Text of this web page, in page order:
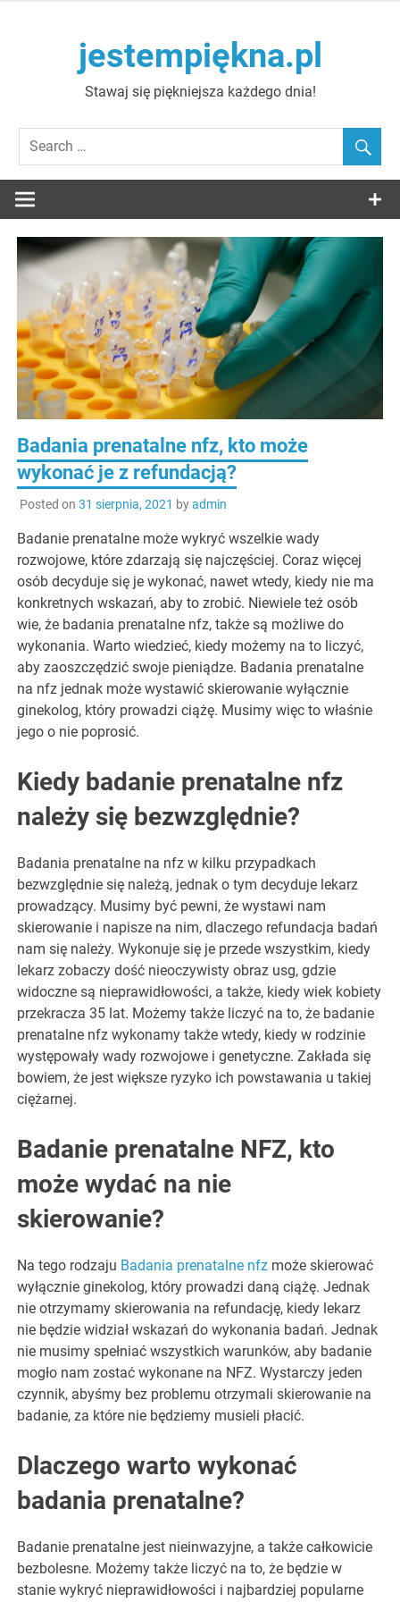
jestempiękna.pl
Stawaj się piękniejsza każdego dnia!
Badania prenatalne nfz, kto może
wykonać je z refundacją?
Posted on 31 sierpnia, 2021 byadmin
Badanie prenatalne może wykryć wszelkie wady
rozwojowe, które zdarzają się najczęściej. Coraz więcej
osób decyduje się je wykonać, nawet wtedy, kiedy nie ma
konkretnych wskazań, aby to zrobić. Niewiele też osób
wie, że badania prenatalne nfz, także są możliwe do
wykonania. Warto wiedzieć, kiedy możemy na to liczyć,
aby zaoszczędzić swoje pieniądze. Badania prenatalne
na nfz jednak może wystawić skierowanie wyłącznie
ginekolog, który prowadzi ciążę. Musimy więc to właśnie
jego o nie poprosić.
Kiedy badanie prenatalne nfz
należy się bezwzględnie?
Badania prenatalne na nfz w kilku przypadkach
bezwzględnie się należą, jednak o tym decyduje lekarz
prowadzący. Musimy być pewni, że wystawi nam
skierowanie i napisze na nim, dlaczego refundacja badań
nam się należy. Wykonuje się je przede wszystkim, kiedy
lekarz zobaczy dość nieoczywisty obraz usg, gdzie
widoczne są nieprawidłowości, a także, kiedy wiek kobiety
przekracza 35 lat. Możemy także liczyć na to, że badanie
prenatalne nfz wykonamy także wtedy, kiedy w rodzinie
występowały wady rozwojowe i genetyczne. Zakłada się
bowiem, że jest większe ryzyko ich powstawania u takiej
ciężarnej.
Badanie prenatalne NFZ, kto
może wydać na nie
skierowanie?
Na tego rodzaju Badania prenatalne nfz może skierować
wyłącznie ginekolog, który prowadzi daną ciążę. Jednak
nie otrzymamy skierowania na refundację, kiedy lekarz
nie będzie widział wskazań do wykonania badań. Jednak
nie musimy spełniać wszystkich warunków, aby badanie
mogło nam zostać wykonane na NFZ. Wystarczy jeden
czynnik, abyśmy bez problemu otrzymali skierowanie na
badanie, za które nie będziemy musieli płacić.
Dlaczego warto wykonać
badania prenatalne?
Badanie prenatalne jest nieinwazyjne, a także całkowicie
bezbolesne. Możemy także liczyć na to, że będzie w
stanie wykryć nieprawidłowości i najbardziej popularne